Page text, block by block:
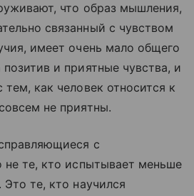
что образ мышления,
связанный с чувством
имеет очень мало общего
и приятные чувства, и
как человек относится к
не приятны.
с
те, кто испытывает меньше
те, кто научился